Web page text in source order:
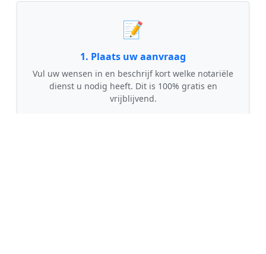
📝
1. Plaats uw aanvraag
Vul uw wensen in en beschrijf kort welke notariële
dienst u nodig heeft. Dit is 100% gratis en
vrijblijvend.